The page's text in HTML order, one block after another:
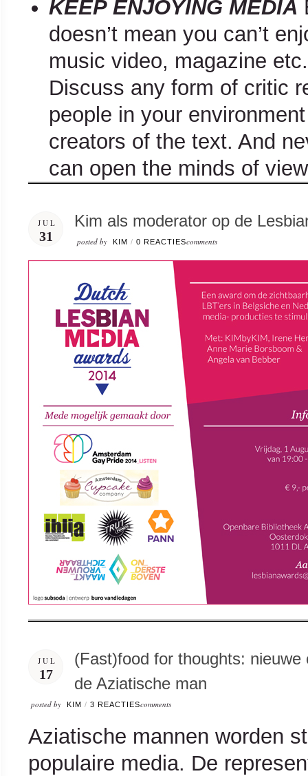
KEEP ENJOYING MEDIA
doesn’t mean you can’t
music video, magazine
Discuss any form of critic
people in your
creators of the text. And
can open the minds of
JUL
31
Kim als moderator op de
posted by KIM / 0 REACTIEScomments
JUL
17
(Fast)food for thoughts:
de Aziatische man
posted by KIM / 3 REACTIEScomments
Aziatische mannen worden
populaire media. De